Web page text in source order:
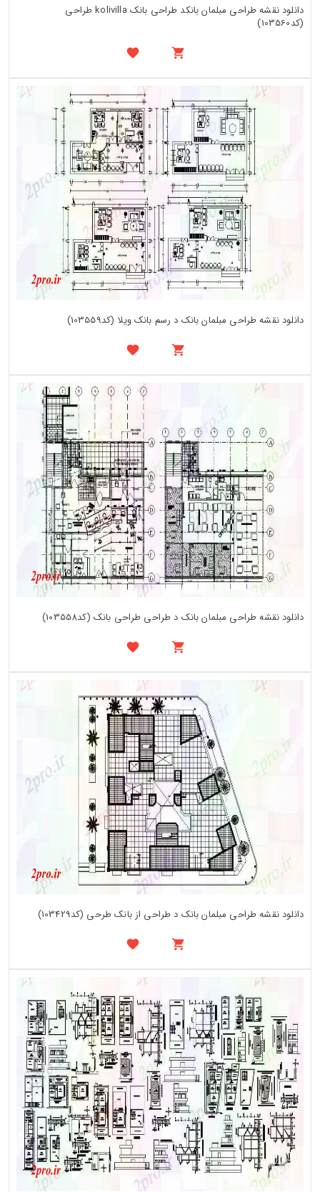
دانلود نقشه طراحی مبلمان بانکد طراحی بانک kolivilla طراحی
(کد103560)
دانلود نقشه طراحی مبلمان بانک د رسم بانک ویلا (کد103559)
دانلود نقشه طراحی مبلمان بانک د طراحی طراحی بانک (کد103558)
دانلود نقشه طراحی مبلمان بانک د طراحی از بانک طرحی (کد103429)